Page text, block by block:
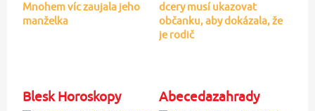
Mnohem víc zaujala jeho
manželka
dcery musí ukazovat
občanku, aby dokázala, že
je rodič
Blesk Horoskopy Abecedazahrady